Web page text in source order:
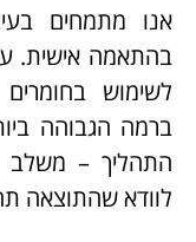
אנו מתמחים
בהתאמה אישית.
לשימוש בחומרים
ברמה הגבוהה
התהליך – משלב
לוודא שהתוצאה